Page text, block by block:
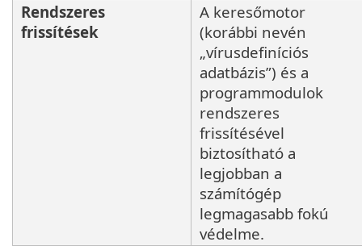
Rendszeres
frissítések
A keresőmotor
(korábbi nevén
„vírusdefiníciós
adatbázis”) és a
programmodulok
rendszeres
frissítésével
biztosítható a
legjobban a
számítógép
legmagasabb fokú
védelme.